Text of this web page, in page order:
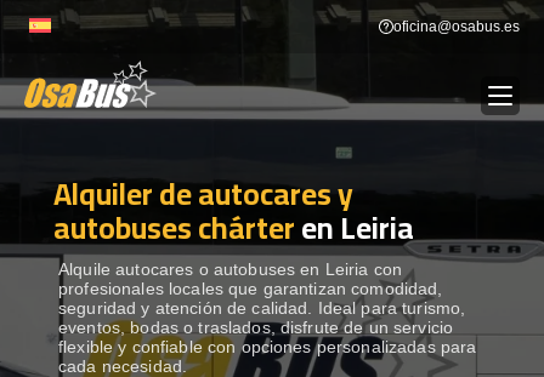
to
oficina@osabus.es
ALQUILER DE AUTOCARES
DESTINOS Show dropdown
RECORRIDAS Show dropdown
Alquiler de autocares y
autobuses chárteren Leiria
Alquile autocares o autobuses en Leiria con
profesionales locales que garantizan comodidad,
seguridad y atención de calidad. Ideal para turismo,
eventos, bodas o traslados, disfrute de un servicio
flexible y confiable con opciones personalizadas para
cada necesidad.